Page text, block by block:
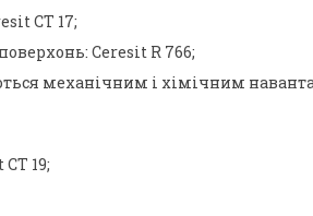
CT 17;
Ceresit R 766;
механічним і хімічним
19;